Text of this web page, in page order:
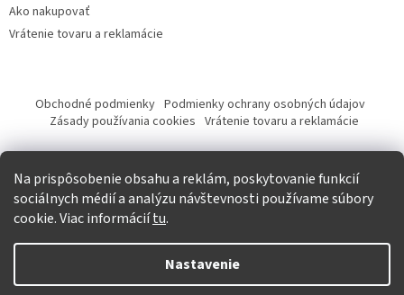
Na prispôsobenie obsahu a reklám, poskytovanie funkcií
sociálnych médií a analýzu návštevnosti používame súbory
cookie. Viac informáciítu.
Nastavenie
Ako nakupovať
Vrátenie tovaru a reklamácie
Obchodné podmienky Podmienky ochrany osobných údajov
Zásady používania cookies Vrátenie tovaru a reklamácie
Tvorba eshopu a SEO optimalizácia